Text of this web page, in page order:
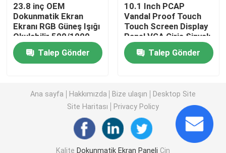
kapasitif dokunmatik panel
Suya Dayanıklı Dokunmatik Panel
Dokunmatik Ekran Modülü
23.8 inç OEM
Dokunmatik Ekran
Ekranı RGB Güneş Işığı
Okulabilir 500/1000
Nits Dışarı Dokunmatik
Ekran Talep Gönder
10.1 Inch PCAP
Vandal Proof Touch
Touch Screen Display
Panel VGA Giriş Sinyalı
Talep Gönder
Ana sayfa Hakkımızda Bize ulaşın
Desktop Site
Site Haritası
Privacy Policy
Kalite Dokunmatik Ekran Paneli Çin